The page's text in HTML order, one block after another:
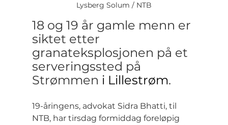
Lysberg Solum / NTB
18 og 19 år gamle menn er
siktet etter
granateksplosjonen på et
serveringssted på
Strømmen i Lillestrøm.
19-åringens, advokat Sidra Bhatti, til
NTB, har tirsdag formiddag foreløpig